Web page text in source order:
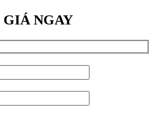
NGAY